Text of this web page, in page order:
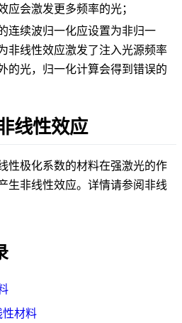
应会激发更多频率的光；
连续波归一化应设置为非归一
非线性效应激发了注入光源频率
的光，归一化计算会得到错误的
线性效应
性极化系数的材料在强激光的作
生非线性效应。详情请参阅非线
性材料